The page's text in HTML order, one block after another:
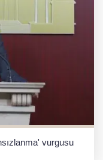
vurgusu